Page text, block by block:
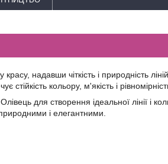
надавши чіткість і природність ліній.
стійкість кольору, м'якість і
для створення ідеальної лінії і
і елегантними.